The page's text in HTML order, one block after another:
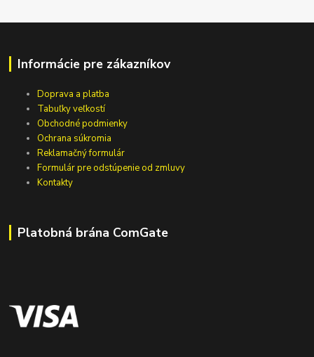
Informácie pre zákazníkov
Doprava a platba
Tabuľky veľkostí
Obchodné podmienky
Ochrana súkromia
Reklamačný formulár
Formulár pre odstúpenie od zmluvy
Kontakty
Platobná brána ComGate